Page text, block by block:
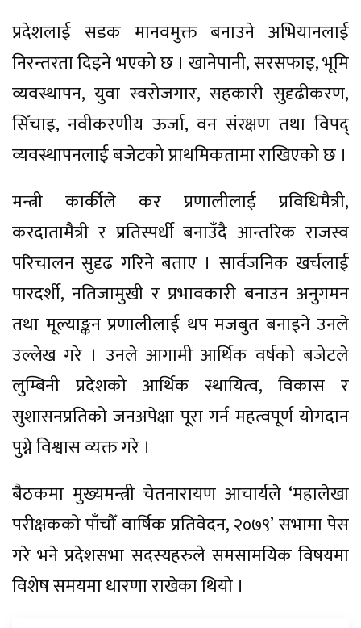
प्रदेशलाई सडक मानवमुक्त बनाउने अभियानलाई
निरन्तरता दिइने भएको छ । खानेपानी, सरसफाइ, भूमि
व्यवस्थापन, युवा स्वरोजगार, सहकारी सुदृढीकरण,
सिँचाइ, नवीकरणीय ऊर्जा, वन संरक्षण तथा विपद्
व्यवस्थापनलाई बजेटको प्राथमिकतामा राखिएको छ ।
मन्त्री कार्कीले कर प्रणालीलाई प्रविधिमैत्री,
करदातामैत्री र प्रतिस्पर्धी बनाउँदै आन्तरिक राजस्व
परिचालन सुदृढ गरिने बताए । सार्वजनिक खर्चलाई
पारदर्शी, नतिजामुखी र प्रभावकारी बनाउन अनुगमन
तथा मूल्याङ्कन प्रणालीलाई थप मजबुत बनाइने उनले
उल्लेख गरे । उनले आगामी आर्थिक वर्षको बजेटले
लुम्बिनी प्रदेशको आर्थिक स्थायित्व, विकास र
सुशासनप्रतिको जनअपेक्षा पूरा गर्न महत्वपूर्ण योगदान
पुग्ने विश्वास व्यक्त गरे ।
बैठकमा मुख्यमन्त्री चेतनारायण आचार्यले ‘महालेखा
परीक्षकको पाँचौँ वार्षिक प्रतिवेदन, २०७९’ सभामा पेस
गरे भने प्रदेशसभा सदस्यहरुले समसामयिक विषयमा
विशेष समयमा धारणा राखेका थियो ।